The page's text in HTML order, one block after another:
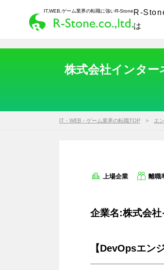
IT,WEB,ゲーム業界の転職に強いR-Stone R-
は
株式会社インタ
IT・WEB・ゲーム業界の転職TOP エ
上場企業 離職
企業名:株式会社
【DevOpsエン